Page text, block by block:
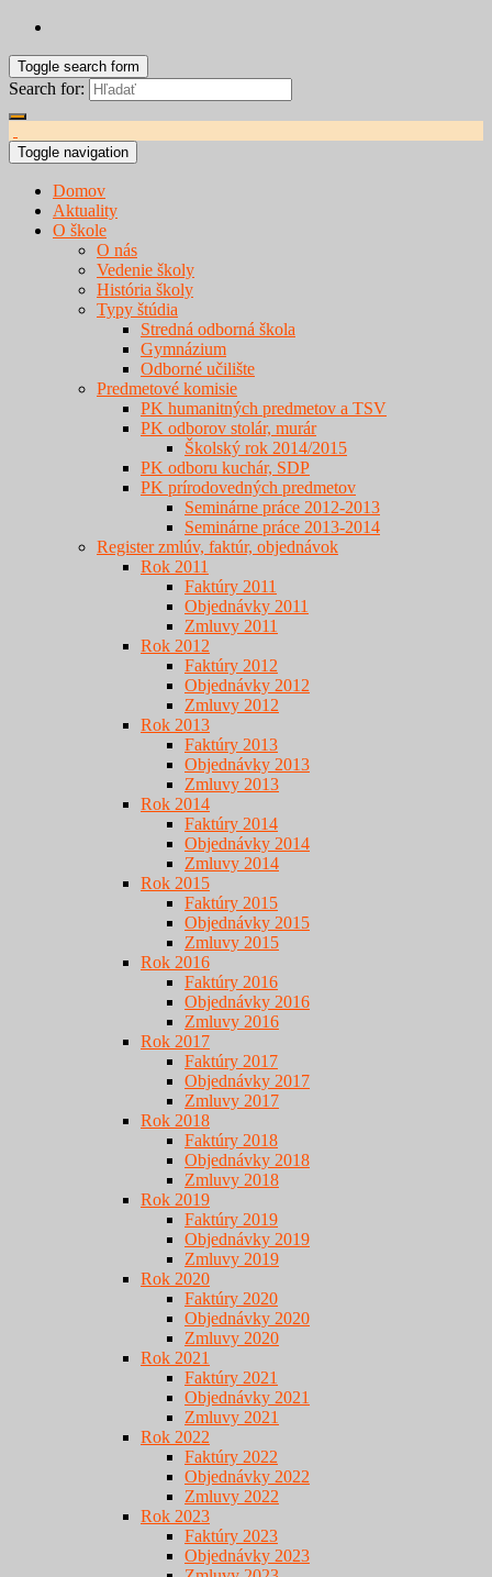
Toggle search form
Search for:
Toggle navigation
Domov
Aktuality
O škole
O nás
Vedenie školy
História školy
Typy štúdia
Stredná odborná škola
Gymnázium
Odborné učilište
Predmetové komisie
PK humanitných predmetov a TSV
PK odborov stolár, murár
Školský rok 2014/2015
PK odboru kuchár, SDP
PK prírodovedných predmetov
Seminárne práce 2012-2013
Seminárne práce 2013-2014
Register zmlúv, faktúr, objednávok
Rok 2011
Faktúry 2011
Objednávky 2011
Zmluvy 2011
Rok 2012
Faktúry 2012
Objednávky 2012
Zmluvy 2012
Rok 2013
Faktúry 2013
Objednávky 2013
Zmluvy 2013
Rok 2014
Faktúry 2014
Objednávky 2014
Zmluvy 2014
Rok 2015
Faktúry 2015
Objednávky 2015
Zmluvy 2015
Rok 2016
Faktúry 2016
Objednávky 2016
Zmluvy 2016
Rok 2017
Faktúry 2017
Objednávky 2017
Zmluvy 2017
Rok 2018
Faktúry 2018
Objednávky 2018
Zmluvy 2018
Rok 2019
Faktúry 2019
Objednávky 2019
Zmluvy 2019
Rok 2020
Faktúry 2020
Objednávky 2020
Zmluvy 2020
Rok 2021
Faktúry 2021
Objednávky 2021
Zmluvy 2021
Rok 2022
Faktúry 2022
Objednávky 2022
Zmluvy 2022
Rok 2023
Faktúry 2023
Objednávky 2023